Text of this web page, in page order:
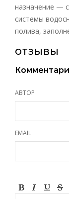
назначение —
системы
полива,
ОТЗЫВЫ
АВТОР
EMAIL